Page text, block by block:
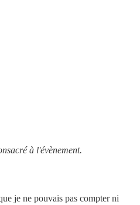
à l'évènement.
je ne pouvais pas compter ni